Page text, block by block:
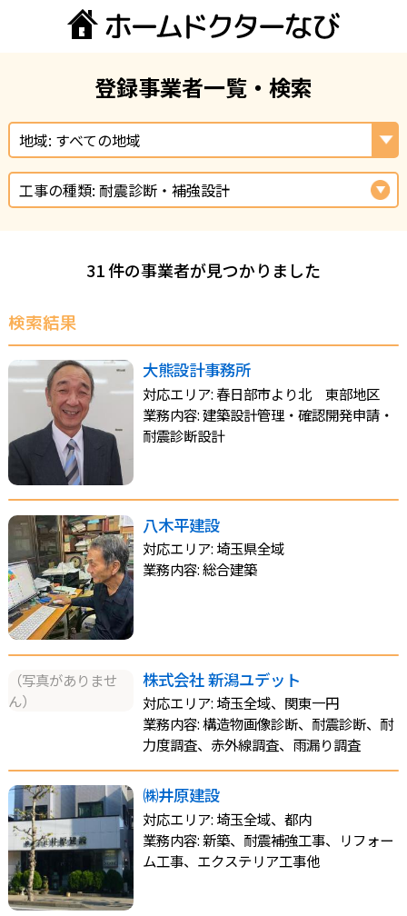
登録事業者一覧・検索
地域: すべての地域
工事の種類: 耐震診断・補強設計
31 件の事業者が見つかりました
検索結果
大熊設計事務所
対応エリア: 春日部市より北 東部地区
業務内容: 建築設計管理・確認開発申請・
耐震診断設計
八木平建設
対応エリア: 埼玉県全域
業務内容: 総合建築
（写真がありませ
ん）
株式会社 新潟ユデット
対応エリア: 埼玉全域、関東一円
業務内容: 構造物画像診断、耐震診断、耐
力度調査、赤外線調査、雨漏り調査
㈱井原建設
対応エリア: 埼玉全域、都内
業務内容: 新築、耐震補強工事、リフォー
ム工事、エクステリア工事他